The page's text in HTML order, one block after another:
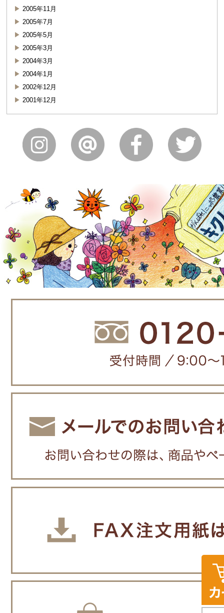
2005年11月
2005年7月
2005年5月
2005年3月
2004年3月
2004年1月
2002年12月
2001年12月